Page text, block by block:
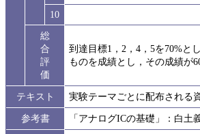
10
総
合
評
価
到達目標1，2，4，5を70%と
ものを成績とし，その成績が
テキスト
実験テーマごとに配布される
参考書
「アナログICの基礎」：白土